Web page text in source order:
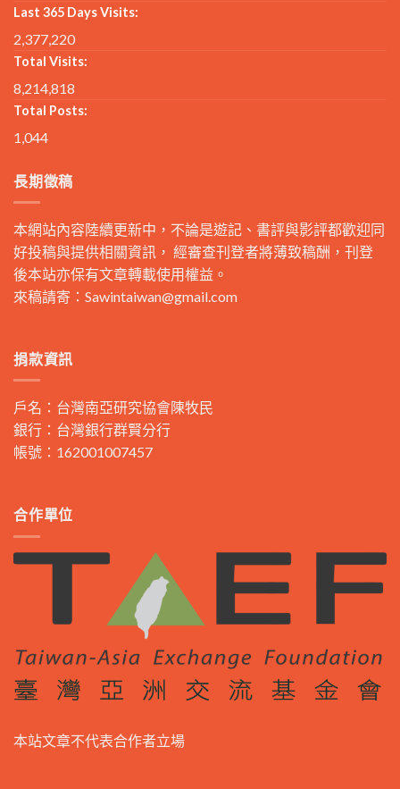
Last 365 Days Visits:
2,377,220
Total Visits:
8,214,818
Total Posts:
1,044
長期徵稿
本網站內容陸續更新中，不論是遊記、書評與影評都歡迎同
好投稿與提供相關資訊， 經審查刊登者將薄致稿酬，刊登
後本站亦保有文章轉載使用權益。
來稿請寄： Sawintaiwan@gmail.com
捐款資訊
戶名：台灣南亞研究協會陳牧民
銀行：台灣銀行群賢分行
帳號：162001007457
合作單位
本站文章不代表合作者立場